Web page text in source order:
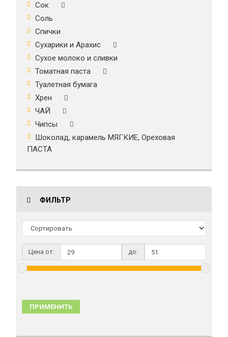
Сок
Соль
Спички
Сухарики и Арахис
Сухое молоко и сливки
Томатная паста
Туалетная бумага
Хрен
ЧАЙ
Чипсы
Шоколад, карамель МЯГКИЕ, Ореховая
ПАСТА
ФИЛЬТР
Цена от: до:
ПРИМЕНИТЬ